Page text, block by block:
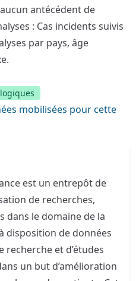
antécédent de
: Cas incidents suivis
par pays, âge
mobilisées pour cette
est un entrepôt de
de recherches,
dans le domaine de la
disposition de données
recherche et d’études
un but d’amélioration